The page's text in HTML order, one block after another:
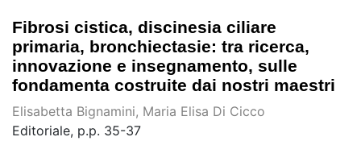
Fibrosi cistica, discinesia ciliare
primaria, bronchiectasie: tra ricerca,
innovazione e insegnamento, sulle
fondamenta costruite dai nostri maestri
Elisabetta Bignamini, Maria Elisa Di Cicco
Editoriale, p.p. 35-37